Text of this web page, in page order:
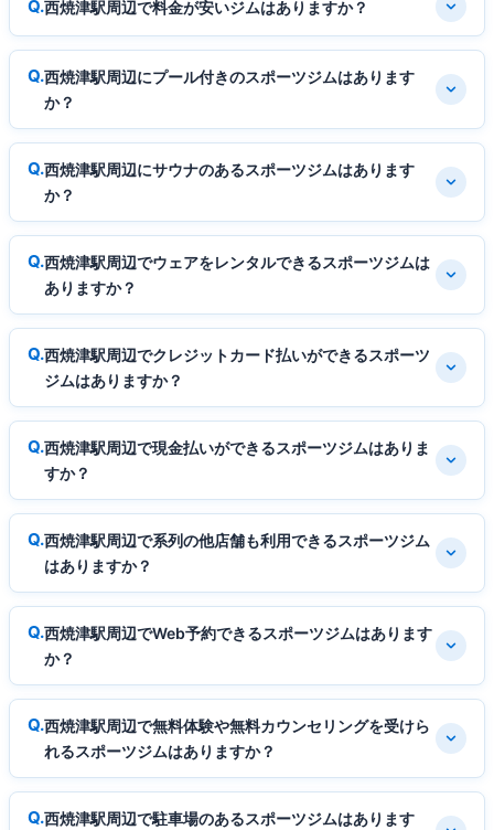
西焼津駅周辺で料金が安いジムはありますか？
西焼津駅周辺にプール付きのスポーツジムはあります
か？
西焼津駅周辺にサウナのあるスポーツジムはあります
か？
西焼津駅周辺でウェアをレンタルできるスポーツジムは
ありますか？
西焼津駅周辺でクレジットカード払いができるスポーツ
ジムはありますか？
西焼津駅周辺で現金払いができるスポーツジムはありま
すか？
西焼津駅周辺で系列の他店舗も利用できるスポーツジム
はありますか？
西焼津駅周辺でWeb予約できるスポーツジムはあります
か？
西焼津駅周辺で無料体験や無料カウンセリングを受けら
れるスポーツジムはありますか？
西焼津駅周辺で駐車場のあるスポーツジムはあります